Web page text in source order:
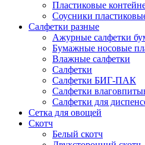
Пластиковые
Соусники
Салфетки разные
Ажурные салфетки
Бумажные носовые
Влажные салфетки
Салфетки
Салфетки БИГ-ПАК
Салфетки
Салфетки для
Сетка для овощей
Скотч
Белый скотч